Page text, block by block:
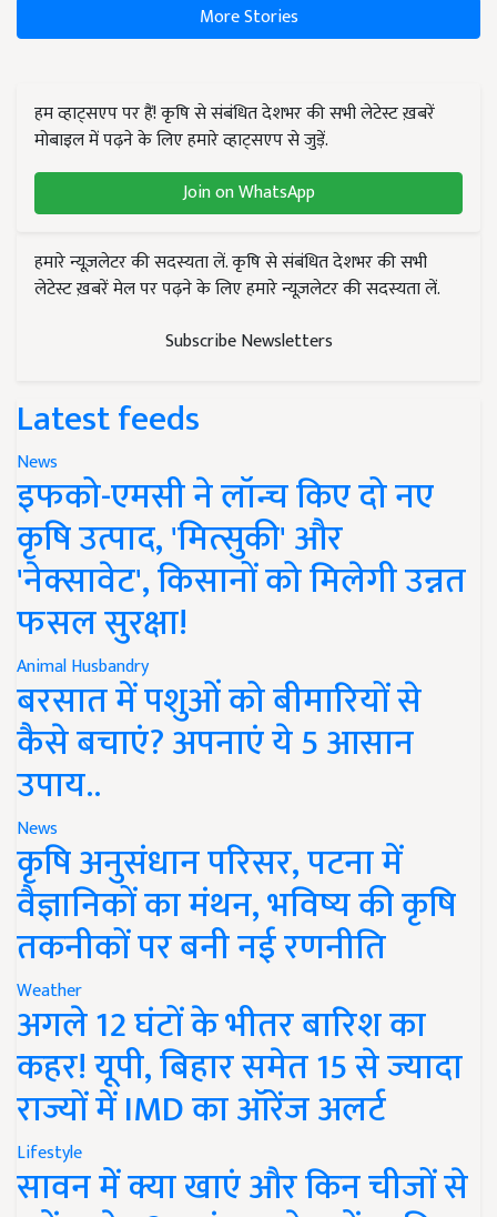
More Stories
हम व्हाट्सएप पर हैं! कृषि से संबंधित देशभर की सभी लेटेस्ट ख़बरें
मोबाइल में पढ़ने के लिए हमारे व्हाट्सएप से जुड़ें.
Join on WhatsApp
हमारे न्यूज़लेटर की सदस्यता लें. कृषि से संबंधित देशभर की सभी
लेटेस्ट ख़बरें मेल पर पढ़ने के लिए हमारे न्यूज़लेटर की सदस्यता लें.
Subscribe Newsletters
Latest feeds
News
इफको-एमसी ने लॉन्च किए दो नए
कृषि उत्पाद, 'मित्सुकी' और
'नेक्सावेट', किसानों को मिलेगी उन्नत
फसल सुरक्षा!
Animal Husbandry
बरसात में पशुओं को बीमारियों से
कैसे बचाएं? अपनाएं ये 5 आसान
उपाय..
News
कृषि अनुसंधान परिसर, पटना में
वैज्ञानिकों का मंथन, भविष्य की कृषि
तकनीकों पर बनी नई रणनीति
Weather
अगले 12 घंटों के भीतर बारिश का
कहर! यूपी, बिहार समेत 15 से ज्यादा
राज्यों में IMD का ऑरेंज अलर्ट
Lifestyle
सावन में क्या खाएं और किन चीजों से